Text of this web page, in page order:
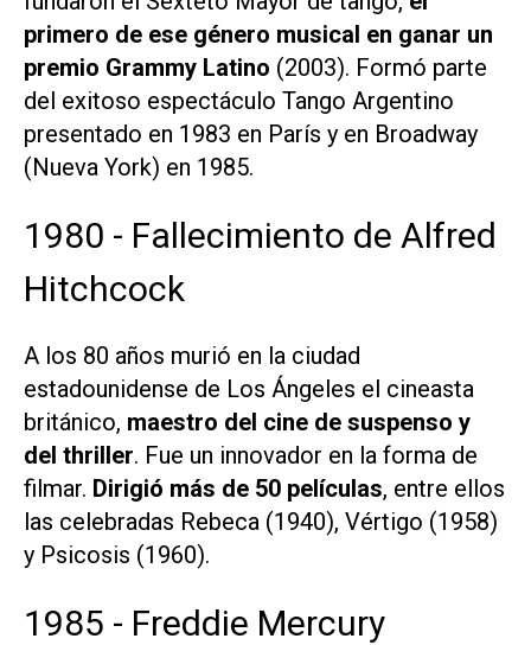
primero de ese género musical en ganar un
premio Grammy Latino (2003). Formó parte
del exitoso espectáculo Tango Argentino
presentado en 1983 en París y en Broadway
(Nueva York) en 1985.
1980 - Fallecimiento de Alfred
Hitchcock
A los 80 años murió en la ciudad
estadounidense de Los Ángeles el cineasta
británico, maestro del cine de suspenso y
del thriller. Fue un innovador en la forma de
filmar. Dirigió más de 50 películas, entre ellos
las celebradas Rebeca (1940), Vértigo (1958)
y Psicosis (1960).
1985 - Freddie Mercury